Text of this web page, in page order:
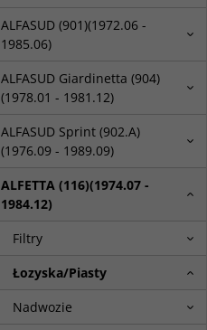
ALFASUD (901)(1972.06 -
1985.06)
ALFASUD Giardinetta (904)
(1978.01 - 1981.12)
ALFASUD Sprint (902.A)
(1976.09 - 1989.09)
ALFETTA (116)(1974.07 -
1984.12)
Filtry
Łozyska/Piasty
Nadwozie